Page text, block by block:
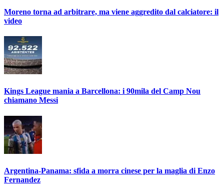
Moreno torna ad arbitrare, ma viene aggredito dal calciatore: il
video
Kings League mania a Barcellona: i 90mila del Camp Nou
chiamano Messi
Argentina-Panama: sfida a morra cinese per la maglia di Enzo
Fernandez